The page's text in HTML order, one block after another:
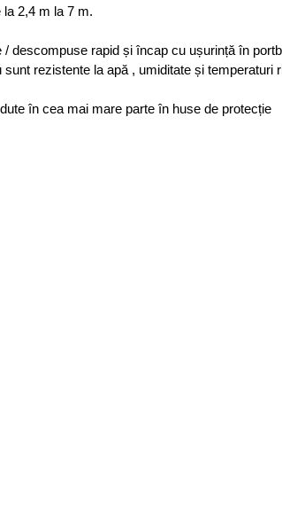
2,4 m la 7 m.
descompuse rapid și încap cu ușurință în
rezistente la apă , umiditate și
în cea mai mare parte în huse de protecție